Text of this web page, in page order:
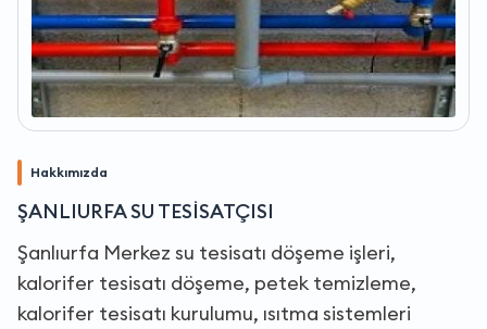
Hakkımızda
ŞANLIURFA SU TESİSATÇISI
Şanlıurfa Merkez su tesisatı döşeme işleri,
kalorifer tesisatı döşeme, petek temizleme,
kalorifer tesisatı kurulumu, ısıtma sistemleri